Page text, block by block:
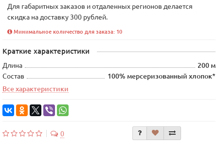
Для габаритных заказов и отдаленных регионов делается
скидка на доставку 300 рублей.
Минимальное количество для заказа: 10
Краткие характеристики
Длина
200 м
Состав
100% мерсеризованный хлопок*
Все характеристики
0